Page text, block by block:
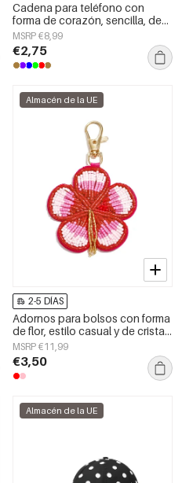
Cadena para teléfono con
forma de corazón, sencilla, de
acrílico, accesorio diario.
MSRP €8,99
€2,75
Almacén de la UE
2-5 DÍAS
Adornos para bolsos con forma
de flor, estilo casual y de cristal,
accesorios diarios.
MSRP €11,99
€3,50
Almacén de la UE